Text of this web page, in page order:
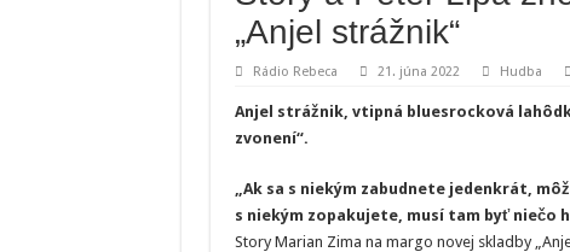
„Anjel strážnik“
Rádio Rebeca 21. júna 2022 Hudba
Anjel strážnik, vtipná bluesrocková
zvonení“.
„Ak sa s niekým zabudnete jedenkrát,
s niekým zopakujete, musí tam byť niečo
Story Marian Zima na margo novej skladby